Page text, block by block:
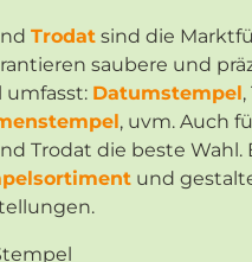
Trodat sind die
saubere und
Datumstempel
, uvm. Auch
Trodat die beste
und